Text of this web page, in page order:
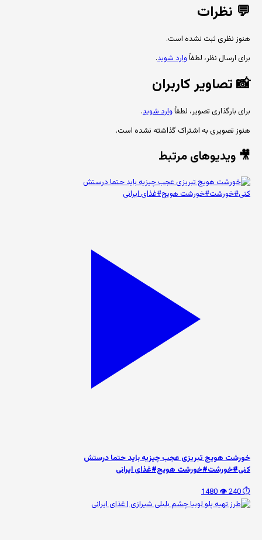
💬 نظرات
هنوز نظری ثبت نشده است.
برای ارسال نظر، لطفاًوارد شوید.
📸تصاویر کاربران
برای بارگذاری تصویر، لطفاًوارد شوید.
هنوز تصویری به اشتراک گذاشته نشده است.
🎥 ویدیوهای مرتبط
خورشت هویج تبریزی عجب چیزیه باید حتما درستش
کنی#خورشت#خورشت هویج#غذای ایرانی
⏱️ 240
👁️ 1480